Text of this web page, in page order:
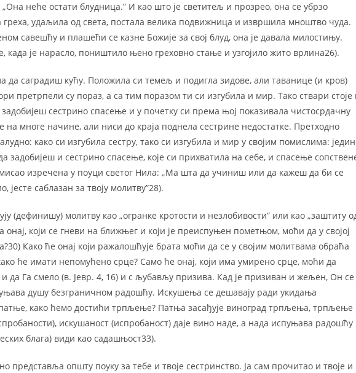
неће остати блудница.” И као што је светитељ и прозрео, она се убрзо
греха, удаљила од света, постала велика подвижница и извршила мноштво чуда.
савешћу и плашећи се казне Божије за свој блуд, она је давала милостињу.
када је нарасло, поништило њено греховно стање и узгојило жито врлина26).
да саградиш кућу. Положила си темељ и подигла зидове, али таванице (и кров)
претрпели су пораз, а са тим поразом ти си изгубила и мир. Тако ствари стоје
сестрино спасење и у почетку си према њој показивала чистосрдачну
на многе начине, али ниси до краја поднела сестрине недостатке. Претходно
како си изгубила сестру, тако си изгубила и мир у својим помислима:
задобијеш и сестрино спасење, које си прихватила на себе, и спасење
изречена у поуци светог Нила: „Ма шта да учиниш или да кажеш да би се
јесте саблазан за твоју молитву”28).
(дефинишу) молитву као „огранке кротости и незлобивости” или као „заштиту
онај, који се гневи на ближњег и који је преиспуњен пометњом, моћи да у својој
Како ће онај који ражалошћује брата моћи да се у својим молитвама обраћа
ће имати непомућено срце? Само ће онај, који има умирено срце, моћи да
да Га смело (в. Јевр. 4, 16) и с љубављу призива. Кад је призиван и жељен, Он се
душу безграничном радошћу. Искушења се дешавају ради укидања
како ћемо достићи трпљење? Патња засађује виноград трпљења, трпљење
искушаност (испробаност) даје вино наде, а нада испуњава радошћу
блага) види као садашњост33).
представља општу поуку за тебе и твоје сестринство. Ја сам прочитао и твоје и